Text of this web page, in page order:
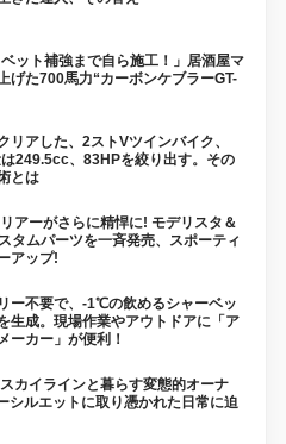
ベット補強まで自ら施工！」居酒屋マ
げた700馬力“カーボンケブラーGT-
リアした、2ストVツインバイク、
249.5cc、83HPを絞り出す。その
とは
リアーがさらに精悍に! モデリスタ＆
タムパーツを一斉発売、スポーティ
アップ!
ー不要で、-1℃の飲めるシャーベッ
生成。現場作業やアウトドアに「ア
ーカー」が便利！
スカイラインと暮らす変態的オーナ
シルエットに取り憑かれた日常に迫